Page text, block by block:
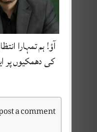
آؤ! ہم تمہارا
کی دھمکیوں پر
a comment.